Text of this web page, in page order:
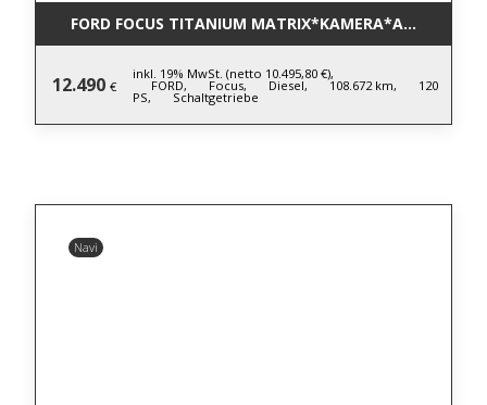
FORD FOCUS TITANIUM
12.490 €
inkl. 19% MwSt. (netto 10.495,80 €),
FORD, Focus, Diesel, 108.672 km, 120
PS, Schaltgetriebe
Navi